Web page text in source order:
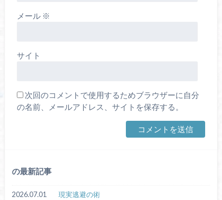
メール ※
サイト
次回のコメントで使用するためブラウザーに自分
の名前、メールアドレス、サイトを保存する。
の最新記事
2026.07.01 現実逃避の術